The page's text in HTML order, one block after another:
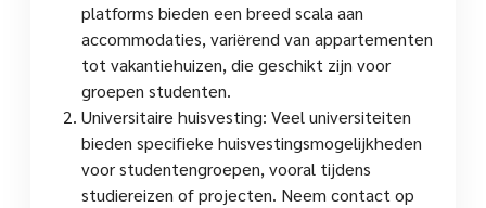
platforms bieden een breed scala aan
accommodaties, variërend van appartementen
tot vakantiehuizen, die geschikt zijn voor
groepen studenten.
Universitaire huisvesting: Veel universiteiten
bieden specifieke huisvestingsmogelijkheden
voor studentengroepen, vooral tijdens
studiereizen of projecten. Neem contact op